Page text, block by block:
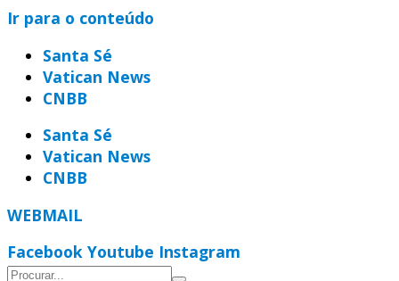
Ir para o conteúdo
Santa Sé
Vatican News
CNBB
Santa Sé
Vatican News
CNBB
WEBMAIL
Facebook Youtube Instagram